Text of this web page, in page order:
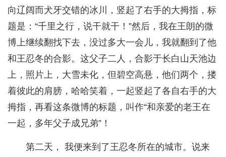
向辽阔而犬牙交错的冰川，竖起了右手的大拇指，标
题是：“千里之行，说干就干！”然后，我在王朗的微
博上继续翻找下去，没过多大一会儿，我就翻到了他
和王忍冬的合影。这父子二人，合影于长白山天池边
上，照片上，大雪未化，但碧空高悬，他们两个，搂
着彼此的肩膀，哈哈笑着，一起竖起了各自右手的大
拇指，再看这条微博的标题，叫作“和亲爱的老王在
一起，多年父子成兄弟”！
第二天， 我便来到了王忍冬所在的城市。说来